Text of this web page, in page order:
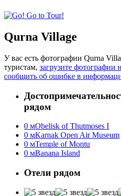
Qurna Village
У вас есть фотографии Qurna
туристам, загрузите фотографии
сообщить об ошибке в
рядом
0 мObelisk of Thutmoses I
0 мKarnak Open Air Museum
0 мTemple of Montu
0 мBanana Island
Отели рядом